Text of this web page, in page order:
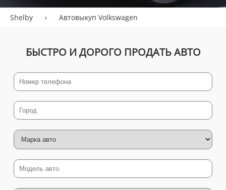
Shelby › Автовыкуп Volkswagen
БЫСТРО И ДОРОГО ПРОДАТЬ АВТО